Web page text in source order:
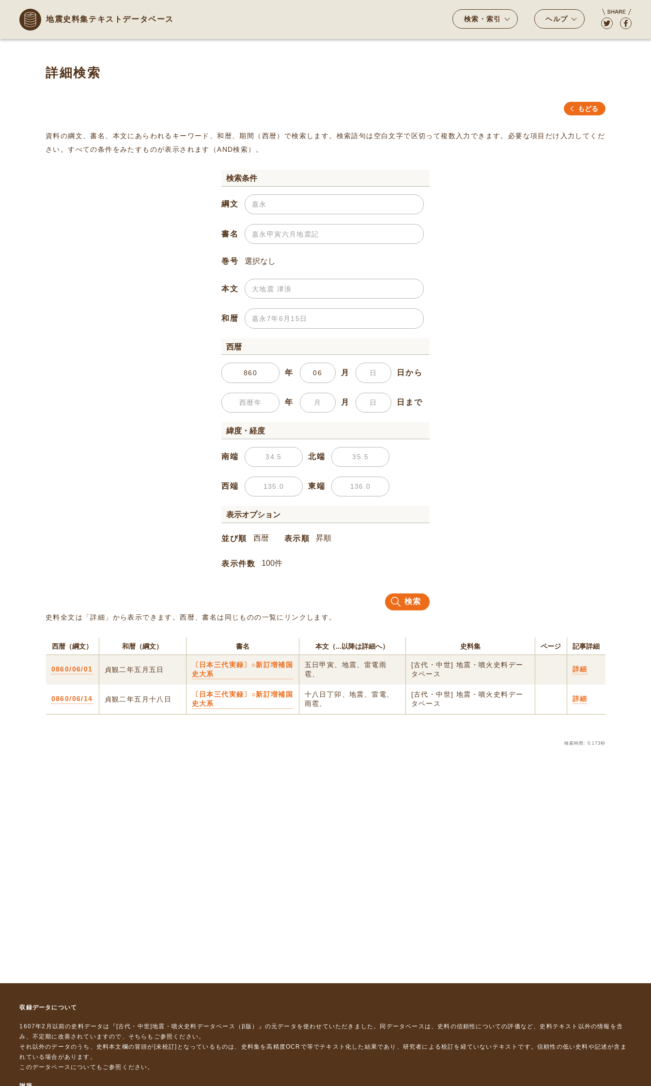
地震史料集テキストデータベース 検索・索引 ヘルプ
詳細検索
もどる
資料の綱文、書名、本文にあらわれるキーワード、和暦、期間（西暦）で検索します。検索語句は空白文字で区切って複数入力できます。必要な項目だけ入力してくだ
さい。すべての条件をみたすものが表示されます（AND検索）。
検索条件
綱文
書名
巻号
本文
和暦
西暦
年 月 日から
年 月 日まで
緯度・経度
南端 北端
西端 東端
表示オプション
並び順 表示順
表示件数
検索
史料全文は「詳細」から表示できます。西暦、書名は同じものの一覧にリンクします。
西暦（綱文） 和暦（綱文） 書名 本文（...以降は詳細へ） 史料集 ページ 記事詳細
0860/06/01 貞観二年五月五日
〔日本三代実録〕○新訂増補国
史大系
五日甲寅、地震、雷電雨
雹、
[古代・中世] 地震・噴火史料デー
タベース
詳細
0860/06/14 貞観二年五月十八日
〔日本三代実録〕○新訂増補国
史大系
十八日丁卯、地震、雷電、
雨雹、
[古代・中世] 地震・噴火史料デー
タベース
詳細
検索時間: 0.173秒
収録データについて
1607年2月以前の史料データは『 [古代・中世]地震・噴火史料データベース（β版）』 の元データを使わせていただきました。同データベースは、史料の信頼性についての評価など、史料テキスト以外の情報を含
み、不定期に改善されていますので、 そちら もご参照ください。
それ以外のデータのうち、史料本文欄の冒頭が[未校訂]となっているものは、史料集を高精度OCRで等でテキスト化した結果であり、研究者による校訂を経ていないテキストです。信頼性の低い史料や記述が含ま
れている場合があります。
このデータベースについて もご参照ください。